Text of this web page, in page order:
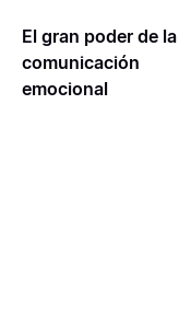
El gran poder de la
comunicación
emocional